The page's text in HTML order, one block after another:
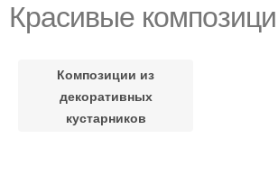
Красивые
Композиции из
декоративных
кустарников